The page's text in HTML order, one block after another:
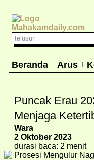
Beranda Arus
Puncak Erau
Menjaga
Wara
2 Oktober 2023
durasi baca: 2 menit